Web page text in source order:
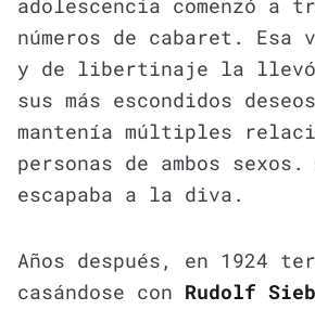
adolescencia comenzó a
números de cabaret. Esa
y de libertinaje la
sus más escondidos
mantenía múltiples
personas de ambos
escapaba a la diva.
Años después, en 1924
casándose con Rudolf